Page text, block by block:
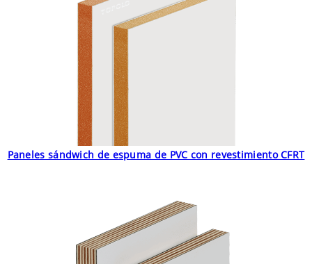
Paneles sándwich de espuma de PVC con revestimiento CFRT